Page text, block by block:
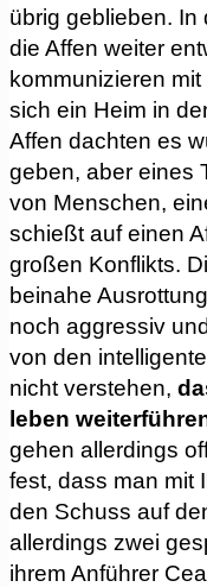
übrig geblieben.
die Affen weiter
kommunizieren
sich ein Heim in
Affen dachten es
geben, aber eines
von Menschen,
schießt auf einen
großen Konflikts.
beinahe
noch aggressiv
von den
nicht verstehen,
leben
gehen allerdings
fest, dass man mit
den Schuss auf
allerdings zwei
ihrem Anführer